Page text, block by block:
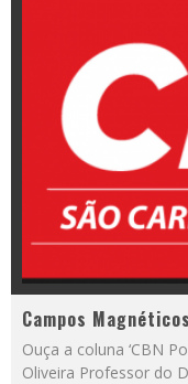
Campos
Ouça a coluna ‘CBN
Oliveira Professor do